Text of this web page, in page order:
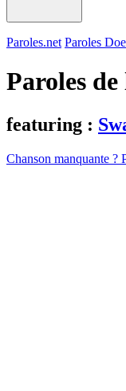
Paroles.net Paroles
Paroles
featuring :
Chanson manquante ?